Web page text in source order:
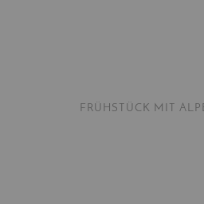
FRÜHSTÜCK MIT